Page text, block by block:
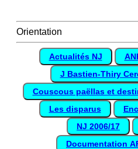
Orientation
Actualités NJ
J Bastien-Thiry
Couscous paëllas et
Les disparus
NJ 2006/17
Documentation